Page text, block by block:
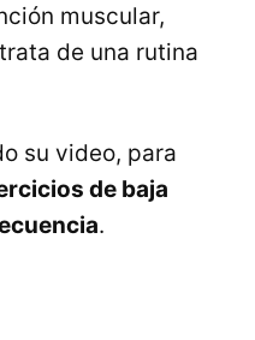
muscular,
de una rutina
su video, para
de baja
.